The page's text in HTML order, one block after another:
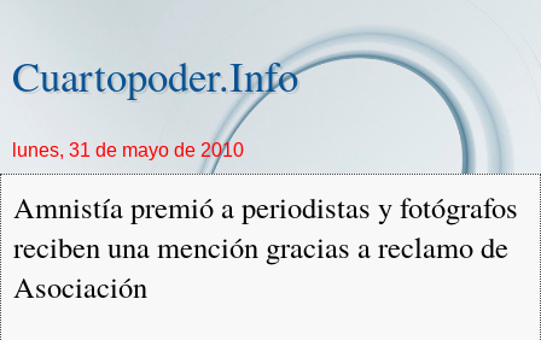
Cuartopoder.Info
lunes, 31 de mayo de 2010
Amnistía premió a periodistas y fotógrafos
reciben una mención gracias a reclamo de
Asociación